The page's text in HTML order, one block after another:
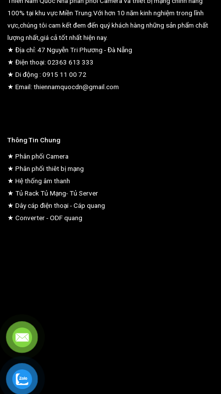
100% tại khu vực Miền Trung.Với hơn 10 năm kinh nghiệm trong lĩnh
vực,chúng tôi cam kết đem đến quý khách hàng những sản phẩm chất
lượng nhất,giá cả tốt nhất hiện nay.
★ Địa chỉ: 47 Nguyễn Tri Phương - Đà Nẵng
★ Điện thoại: 02363 613 333
★ Di động : 0915 11 00 72
★ Email: thiennamquocdn@gmail.com
Thông Tin Chung
★ Phân phối Camera
★ Phân phối thiêt bị mạng
★ Hệ thống âm thanh
★ Tủ Rack Tủ Mạng- Tủ Server
★ Dây cáp điện thoại - Cáp quang
★ Converter - ODF quang